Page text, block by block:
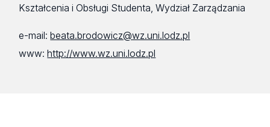
Kształcenia i Obsługi Studenta, Wydział Zarządzania
e-mail: beata.brodowicz@wz.uni.lodz.pl
www:http://www.wz.uni.lodz.pl